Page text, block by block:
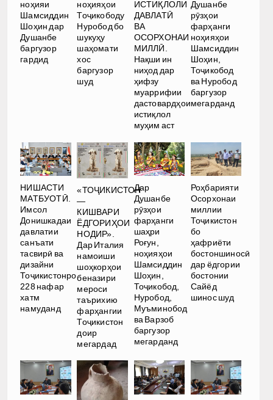
ноҳияи
Шамсиддин
Шоҳин дар
Душанбе
баргузор
гардид
ноҳияҳои
Тоҷикободу
Нуробод бо
шукуҳу
шаҳомати
хос
баргузор
шуд
ИСТИҚЛОЛИ
ДАВЛАТӢ
ВА
ОСОРХОНАИ
МИЛЛӢ.
Нақши ин
ниҳод дар
ҳифзу
муаррифии
дастовардҳои
истиқлол
муҳим аст
Душанбе
рӯзҳои
фарҳанги
ноҳияҳои
Шамсиддин
Шоҳин,
Тоҷикобод
ва Нуробод
баргузор
мегарданд
НИШАСТИ
МАТБУОТӢ.
Имсол
Донишкадаи
давлатии
санъати
тасвирӣ ва
дизайни
Тоҷикистонро
228 нафар
хатм
намуданд
«ТОҶИКИСТОН
—
КИШВАРИ
ЁДГОРИҲОИ
НОДИР».
Дар Италия
намоиши
шоҳкорҳои
беназири
мероси
таърихию
фарҳангии
Тоҷикистон
доир
мегардад
Дар
Душанбе
рӯзҳои
фарҳанги
шаҳри
Роғун,
ноҳияҳои
Шамсиддин
Шоҳин,
Тоҷикобод,
Нуробод,
Муъминобод
ва Варзоб
баргузор
мегарданд
Роҳбарияти
Осорхонаи
миллии
Тоҷикистон
бо
ҳафриёти
бостоншиносӣ
дар ёдгории
бостонии
Сайёд
шинос шуд